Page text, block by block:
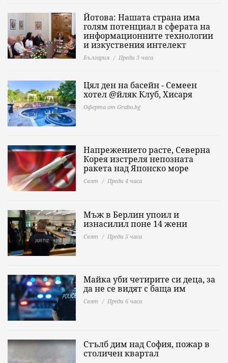
Йотова: Нашата страна има
голям потенциал в сферата на
информационните технологии
и изкуствения интелект
България Преди 3 часа
Цял ден на басейн - Семеен
хотел @йляк Клуб, Хисаря
Оферта от Grabo.bg
Напрежението расте, Северна
Корея изстреля непозната
ракета над Японско море
Свят Преди 4 часа
Мъж в Берлин упоил и
изнасилил поне 14 жени
Свят Преди 5 часа
Майка уби четирите си деца, за
да не се видят с баща им
Свят Преди 6 часа
Стълб дим над София, пожар в
столичен квартал